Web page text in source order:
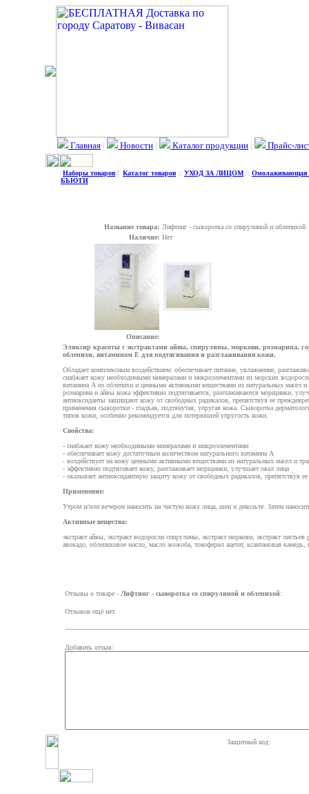
Главная | Новости | Каталог продукции | Прайс-
Наборы товаров | Каталог товаров :: УХОД ЗА ЛИЦОМ :: Омолаживающая
БЬЮТИ
Название товара: Лифтинг - сыворотка со спирулиной и облепихой
Наличие: Нет
Описание:
Эликсир красоты с экстрактами айвы, спирулины, моркови, розмарина,
облепихи, витамином Е для подтягивания и разглаживания кожи.
Обладает комплексным воздействием: обеспечивает питание, увлажнение,
снабжает кожу необходимыми минералами и микроэлементами из морских
витамина А из облепихи и ценными активными веществами из натуральных масел и
розмарина и айвы кожа эффективно подтягивается, разглаживаются морщинки,
антиоксиданты защищают кожу от свободных радикалов, препятствуя ее
применения сыворотки - гладкая, подтянутая, упругая кожа. Сыворотка
типов кожи, особенно рекомендуется для потерявшей упругость кожи.
Свойства:
- снабжает кожу необходимыми минералами и микроэлементами
- обеспечивает кожу достаточным количеством натурального витамина А
- воздействует на кожу ценными активными веществами из натуральных масел и
- эффективно подтягивает кожу, разглаживает морщинки, улучшает овал лица
- оказывает антиоксидантную защиту кожу от свободных радикалов, препятствуя
Применение:
Утром и/или вечером наносить на чистую кожу лица, шеи и декольте. Затем
Активные вещества:
экстракт айвы, экстракт водоросли спирулины, экстракт моркови, экстракт листьев
авокадо, облепиховое масло, масло жожоба, токоферил ацетат, ксантановая камедь,
Отзывы о товаре - Лифтинг - сыворотка со спирулиной и облепихой:
Отзывов ещё нет.
Добавить отзыв:
Защитный код: